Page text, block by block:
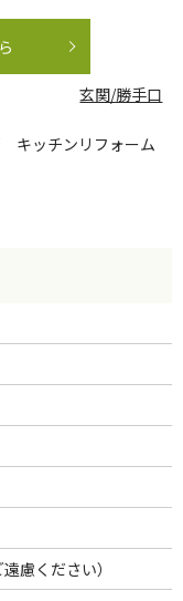
玄関/勝手口
キッチンリフォーム
慮ください）